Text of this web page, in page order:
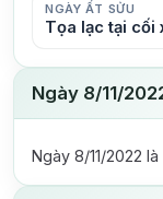
NGÀY ẤT SỬU
Tọa lạc tại cối
Ngày 8/11/
Ngày 8/11/2022 là